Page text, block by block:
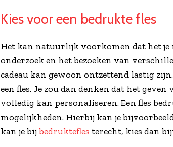
Kies voor een bedrukte fles
Het kan natuurlijk voorkomen dat het je
onderzoek en het bezoeken van
cadeau kan gewoon ontzettend lastig
een fles. Je zou dan denken dat het
volledig kan personaliseren. Een fles
mogelijkheden. Hierbij kan je
kan je bijbedruktefles terecht, kies dan